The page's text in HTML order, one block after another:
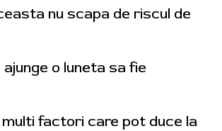
nu scapa de riscul de
o luneta sa fie
factori care pot duce la